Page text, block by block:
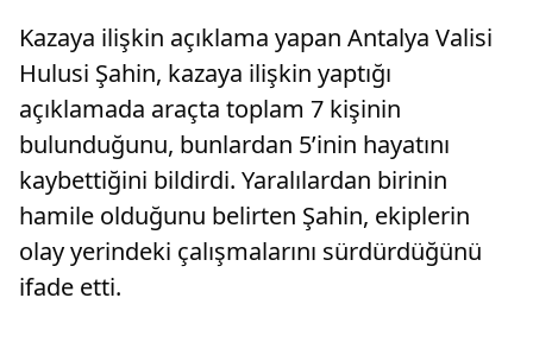
Kazaya ilişkin açıklama yapan Antalya Valisi
Hulusi Şahin, kazaya ilişkin yaptığı
açıklamada araçta toplam 7 kişinin
bulunduğunu, bunlardan 5’inin hayatını
kaybettiğini bildirdi. Yaralılardan birinin
hamile olduğunu belirten Şahin, ekiplerin
olay yerindeki çalışmalarını sürdürdüğünü
ifade etti.